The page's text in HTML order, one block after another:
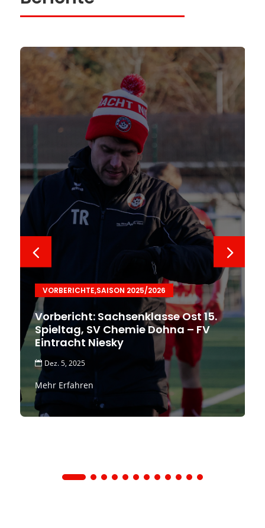
VORBERICHTE,SAISON 2025/2026
Vorbericht: Sachsenklasse Ost 15.
Spieltag, SV Chemie Dohna – FV
Eintracht Niesky
 Dez. 5, 2025
Mehr Erfahren